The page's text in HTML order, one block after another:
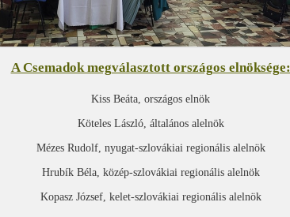
A Csemadok megválasztott országos elnöksége:
Kiss Beáta, országos elnök
Köteles László, általános alelnök
Mézes Rudolf, nyugat-szlovákiai regionális alelnök
Hrubík Béla, közép-szlovákiai regionális alelnök
Kopasz József, kelet-szlovákiai regionális alelnök